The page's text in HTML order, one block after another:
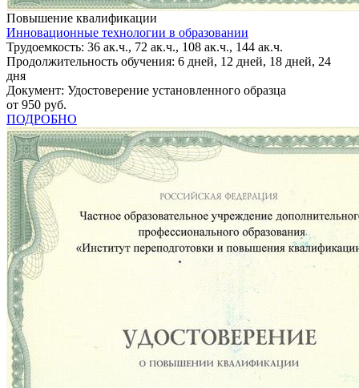
Повышение квалификации
Инновационные технологии в образовании
Трудоемкость: 36 ак.ч., 72 ак.ч., 108 ак.ч., 144 ак.ч.
Продолжительность обучения: 6 дней, 12 дней, 18 дней, 24
дня
Документ: Удостоверение установленного образца
от 950 руб.
ПОДРОБНО